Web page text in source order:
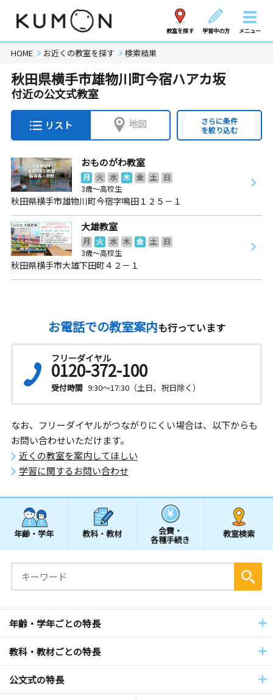
教室を探す 学習中の方 メニュー
HOME お近くの教室を探す 検索結果
秋田県横手市雄物川町今宿ハアカ坂
付近の公文式教室
リスト 地図
さらに条件
を絞り込む
おものがわ教室
月 火 水 木 金 土
日
3歳～高校生
秋田県横手市雄物川町今宿字鳴田１２５－１
大雄教室
月 火 水 木 金 土
日
3歳～高校生
秋田県横手市大雄下田町４２－１
お電話での教室案内も行っています
フリーダイヤル
0120-372-100
受付時間 9:30～17:30（土日、祝日除く）
なお、フリーダイヤルがつながりにくい場合は、以下からも
お問い合わせいただけます。
近くの教室を案内してほしい
学習に関するお問い合わせ
年齢・学年 教科・教材 会費・
各種手続き
教室検索
年齢・学年ごとの特長
教科・教材ごとの特長
公文式の特長